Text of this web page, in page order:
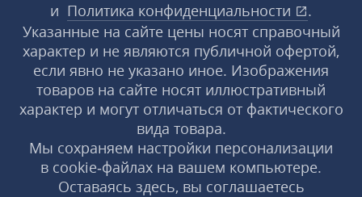
и Политика конфиденциальности
.
Указанные на сайте цены носят справочный
характер и не являются публичной офертой,
если явно не указано иное. Изображения
товаров на сайте носят иллюстративный
характер и могут отличаться от фактического
вида товара.
Мы сохраняем настройки персонализации
в cookie‑файлах на вашем компьютере.
Оставаясь здесь, вы соглашаетесь